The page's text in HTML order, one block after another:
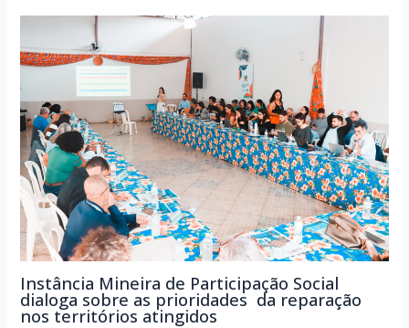
Instância Mineira de Participação Social
dialoga sobre as prioridades da reparação
nos territórios atingidos